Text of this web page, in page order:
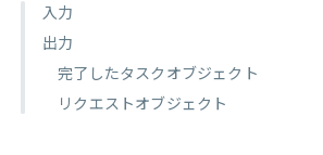
入力
出力
完了したタスクオブジェクト
リクエストオブジェクト